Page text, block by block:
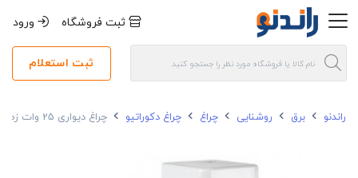
ثبت فروشگاه ورود
ثبت استعلام
راندنو برق روشنایی چراغ چراغ دکوراتیو چراغ دیواری 25 وات زمرد نور مات IP55 کد M-214